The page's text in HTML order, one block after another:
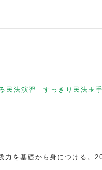
民法演習 すっきり民法玉手
を基礎から身につける。